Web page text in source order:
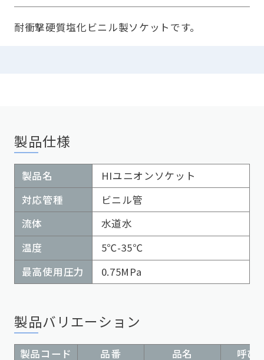
耐衝撃硬質塩化ビニル製ソケットです。
製品仕様
製品名
HIユニオンソケット
対応管種
ビニル管
流体
水道水
温度
5℃-35℃
最高使用圧力
0.75MPa
製品バリエーション
製品コード 品番 品名
呼び